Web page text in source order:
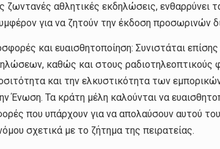
ζωντανές αθλητικές εκδηλώσεις, ενθαρρύνει
για να ζητούν την έκδοση προσωρινών
και ευαισθητοποίηση: Συνιστάται
καθώς και στους ραδιοτηλεοπτικούς
και την ελκυστικότητα των
Ένωση. Τα κράτη μέλη καλούνται να
που υπάρχουν για να απολαύσουν αυτού
σχετικά με το ζήτημα της πειρατείας.